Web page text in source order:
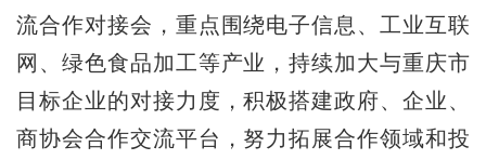
流合作对接会，重点围绕电子信息、工业互联
网、绿色食品加工等产业，持续加大与重庆市
目标企业的对接力度，积极搭建政府、企业、
商协会合作交流平台，努力拓展合作领域和投